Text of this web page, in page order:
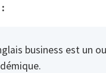
business est un